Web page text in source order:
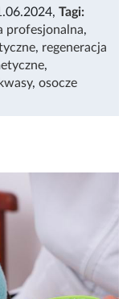
, Tagi:
profesjonalna,
, regeneracja
,
, osocze